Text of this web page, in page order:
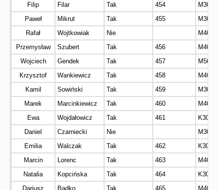
Filip
Filar Tak 454
M30
Paweł
Mikrut Tak 455
M30
Rafał
Wojtkowiak Nie
M40
Przemysław
Szubert Tak 456
M40
Wojciech
Gendek Tak 457
M50
Krzysztof
Wankiewicz Tak 458
M40
Kamil
Sowiński Tak 459
M30
Marek
Marcinkiewicz Tak 460
M40
Ewa
Wojdałowicz Tak 461
K30
Daniel
Czarniecki Nie
M30
Emilia
Walczak Tak 462
K30
Marcin
Lorenc Tak 463
M40
Natalia
Kopcińska Tak 464
K30
Dariusz
Badko Tak 465
M40